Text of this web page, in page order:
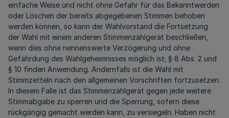
einfache Weise und nicht ohne Gefahr für das Bekanntwerden
oder Löschen der bereits abgegebenen Stimmen behoben
werden können, so kann der Wahlvorstand die Fortsetzung
der Wahl mit einem anderen Stimmenzählgerät beschließen,
wenn dies ohne nennenswerte Verzögerung und ohne
Gefährdung des Wahlgeheimnisses möglich ist; § 8 Abs. 2 und
§ 10 finden Anwendung. Andernfalls ist die Wahl mit
Stimmzetteln nach den allgemeinen Vorschriften fortzusetzen.
In diesem Falle ist das Stimmenzählgerät gegen jede weitere
Stimmabgabe zu sperren und die Sperrung, sofern diese
rückgängig gemacht werden kann, zu versiegeln. Haben nicht